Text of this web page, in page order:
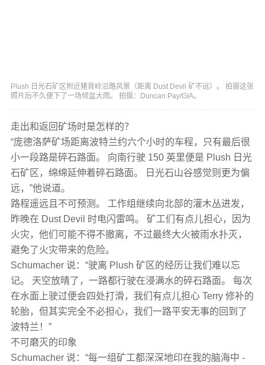
Plush 日光石矿区附近猪背岭沿路风景（距离 Dust Devil 矿不远）。 拍摄这张
照片后不久便下了一场倾盆大雨。 拍摄：Duncan Pay/GIA。
走出和返回矿场时是怎样的？
“庞德洛萨矿场距离波特兰约六个小时的车程，只有最后很
小一段路是碎石路面。 向南行驶 150 英里便是 Plush 日光
石矿区，绵绵延伸着碎石路面。 日光石山谷感觉则更为偏
远，”他说道。
路程遥远且不可预测。 工作组继续向北部的灌木丛进发，
昨晚在 Dust Devil 时电闪雷鸣。 矿工们有点儿担心，因为
火灾，他们可能不得不撤离，不过最终大火被雨水扑灭，
避免了火灾带来的危险。
Schumacher 说：“驶离 Plush 矿区的经历让我们难以忘
记。 天空放晴了，一路都行驶在浸满水的碎石路面。 每次
在水面上驶过便会四处打滑，我们有点儿担心 Terry 修补的
轮胎，但其实完全不必担心，我们一路平安无事的回到了
波特兰！”
不可磨灭的印象
Schumacher 说：“每一组矿工都深深地印在我的脑海中 -